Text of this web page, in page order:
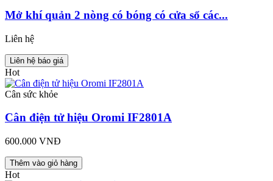
Mở khí quản 2 nòng có bóng có cửa sổ các...
Liên hệ
Liên hệ báo giá
Hot
Cân sức khỏe
Cân điện tử hiệu Oromi IF2801A
600.000 VNĐ
Thêm vào giỏ hàng
Hot